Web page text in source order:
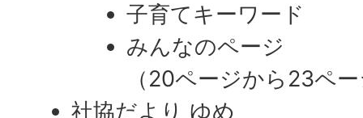
子育てキーワード
みんなのページ
（20ページから23ペ
社協だより ゆめ